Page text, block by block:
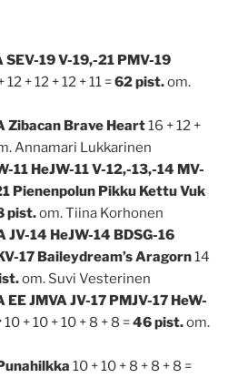
SEV-19 V-19,-21 PMV-19
12 + 12 + 12 + 11 =62 pist.om.
Zibacan Brave Heart16 + 12 +
Annamari Lukkarinen
11 HeJW-11 V-12,-13,-14 MV-
Pienenpolun Pikku Kettu Vuk
pist.om. Tiina Korhonen
JV-14 HeJW-14 BDSG-16
17 Baileydream’s Aragorn14
om. Suvi Vesterinen
JMVA JV-17 PMJV-17 HeW-
10 + 10 + 10 + 8 + 8 =46 pist.om.
10 + 10 + 8 + 8 + 8 =